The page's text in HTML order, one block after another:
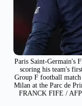
Paris Saint-Germain's
scoring his team's
Group F football
Milan at the Parc de
FRANCK FIFE /